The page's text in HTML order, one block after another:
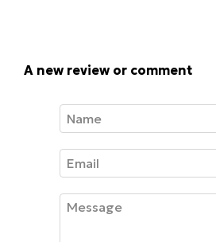
A new review or comment